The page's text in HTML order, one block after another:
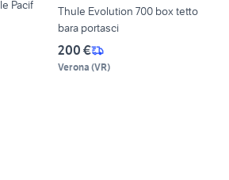
Pacif
Thule Evolution 700 box tetto
bara portasci
200 €
Verona (VR)